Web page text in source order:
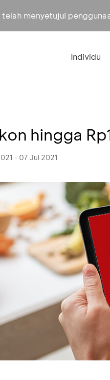
menyetujui
Individu
hingga
- 07 Jul 2021